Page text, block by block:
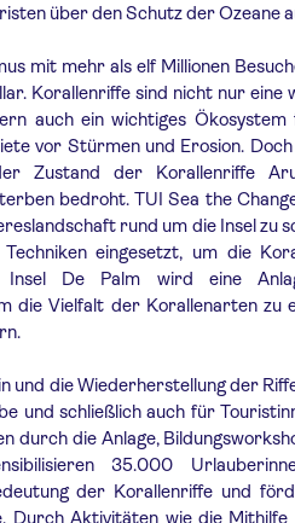
über den Schutz der Ozeane
mit mehr als elf Millionen
Korallenriffe sind nicht nur eine
auch ein wichtiges
vor Stürmen und Erosion.
Zustand der Korallenriffe
bedroht. TUI Sea the
rund um die Insel zu
eingesetzt, um die
De Palm wird eine
die Vielfalt der Korallenarten zu
und die Wiederherstellung der
und schließlich auch für
durch die Anlage,
35.000
der Korallenriffe und
Durch Aktivitäten wie die